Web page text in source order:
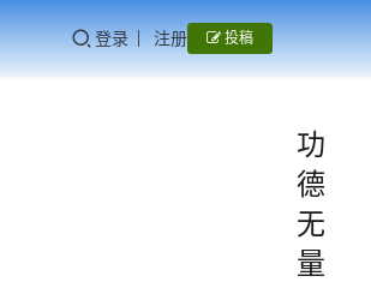
登录 注册 投稿
功
德
无
量